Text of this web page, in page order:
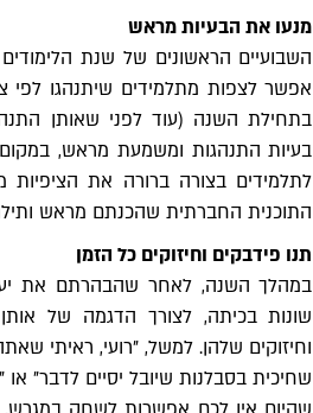
מנעו את הבעיות מראש
השבועיים הראשונים של שנת
אפשר לצפות מתלמידים שיתנהגו לפי
בתחילת השנה (עוד לפני שאותן
בעיות התנהגות ומשמעת מראש,
לתלמידים בצורה ברורה את
התוכנית החברתית שהכנתם מראש
תנו פידבקים וחיזוקים כל הזמן
במהלך השנה, לאחר שהבהרתם את
שונות בכיתה, לצורך הדגמה של אותן
וחיזוקים שלהן. למשל, "רועי, ראיתי
שחיכית בסבלנות שיובל יסיים לדבר"